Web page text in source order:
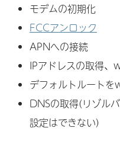
モデムの初期化
FCCアンロック
APNへの接続
IPアドレスの取得、
デフォルトルート
DNSの取得(リゾル
設定はできない)